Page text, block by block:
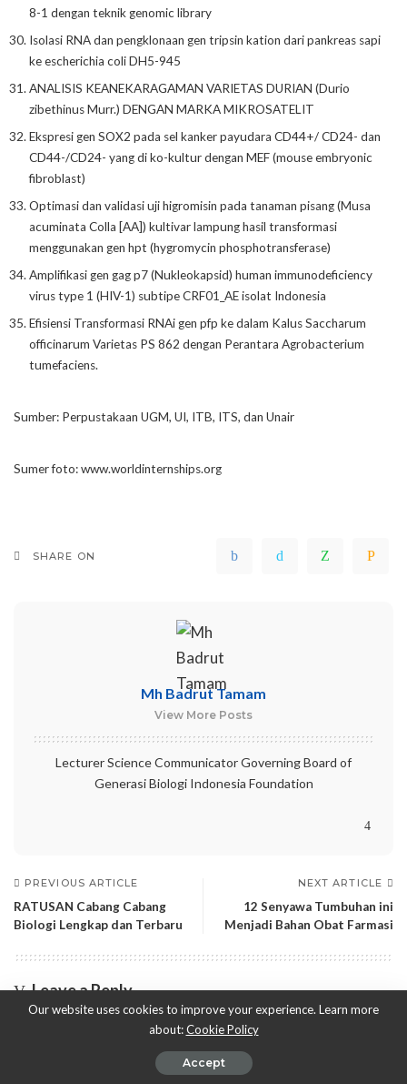
8-1 dengan teknik genomic library
Isolasi RNA dan pengklonaan gen tripsin kation dari pankreas sapi
ke escherichia coli DH5-945
ANALISIS KEANEKARAGAMAN VARIETAS DURIAN (Durio
zibethinus Murr.) DENGAN MARKA MIKROSATELIT
Ekspresi gen SOX2 pada sel kanker payudara CD44+/ CD24- dan
CD44-/CD24- yang di ko-kultur dengan MEF (mouse embryonic
fibroblast)
Optimasi dan validasi uji higromisin pada tanaman pisang (Musa
acuminata Colla [AA]) kultivar lampung hasil transformasi
menggunakan gen hpt (hygromycin phosphotransferase)
Amplifikasi gen gag p7 (Nukleokapsid) human immunodeficiency
virus type 1 (HIV-1) subtipe CRF01_AE isolat Indonesia
Efisiensi Transformasi RNAi gen pfp ke dalam Kalus Saccharum
officinarum Varietas PS 862 dengan Perantara Agrobacterium
tumefaciens.
Sumber: Perpustakaan UGM, UI, ITB, ITS, dan Unair
Sumer foto: www.worldinternships.org
SHARE ON
Mh Badrut Tamam
View More Posts
Lecturer Science Communicator Governing Board of
Generasi Biologi Indonesia Foundation
PREVIOUS ARTICLE
RATUSAN Cabang Cabang
Biologi Lengkap dan Terbaru
NEXT ARTICLE
12 Senyawa Tumbuhan ini
Menjadi Bahan Obat Farmasi
Leave a Reply
Alamat email Anda tidak akan dipublikasikan.
Our website uses cookies to improve your experience. Learn more
about:Cookie Policy
Accept